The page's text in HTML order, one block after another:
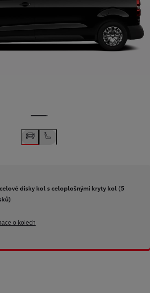
disky kol s celoplošnými kryty kol (5
o kolech